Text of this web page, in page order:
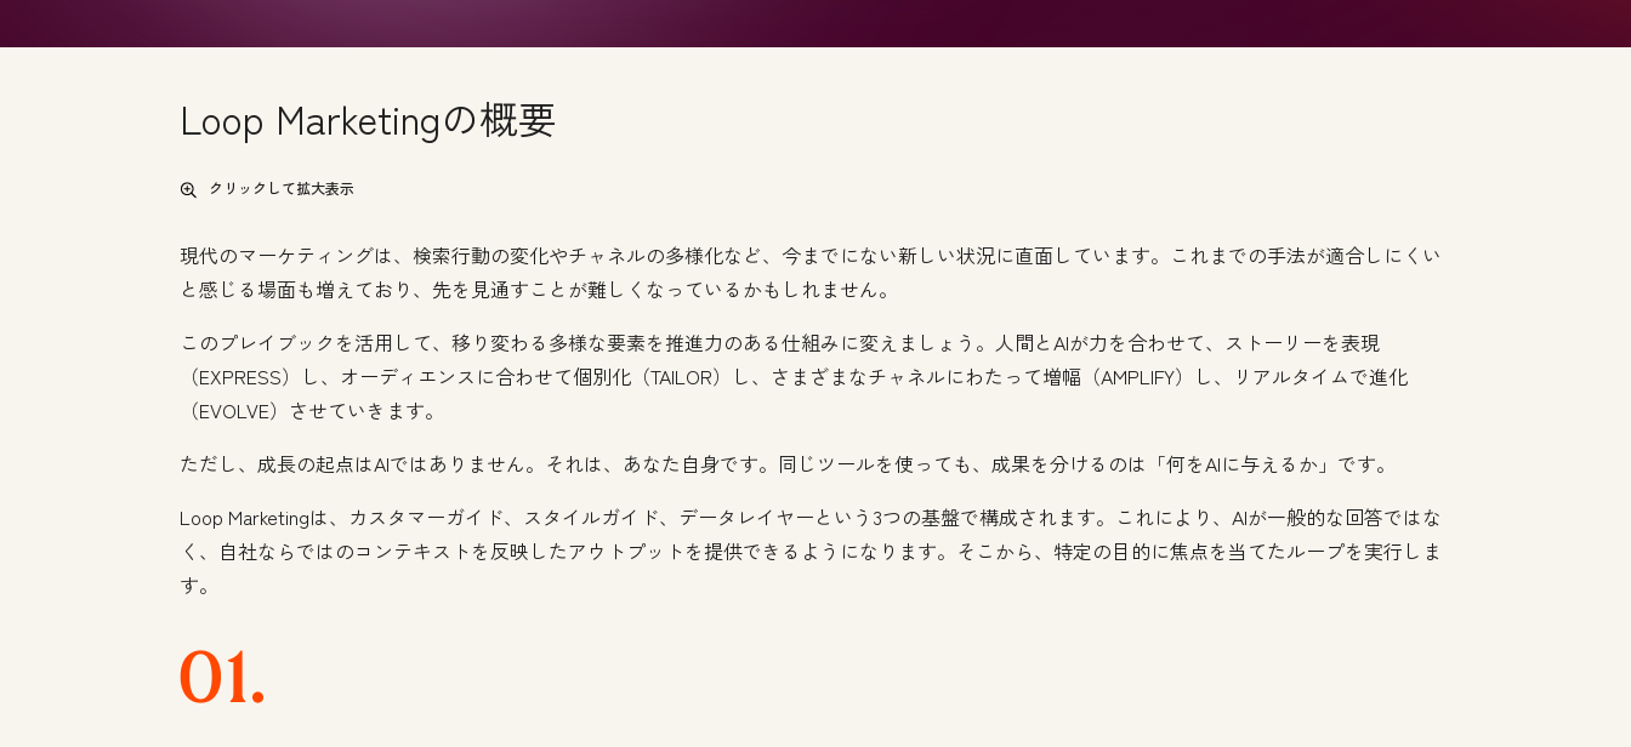
Loop Marketingの概要
クリックして拡大表示
現代のマーケティングは、検索行動の変化やチャネルの多様化など、今までにない新しい状況に直面しています。これまでの手法が適合しにくい
と感じる場面も増えており、先を見通すことが難しくなっているかもしれません。
このプレイブックを活用して、移り変わる多様な要素を推進力のある仕組みに変えましょう。人間とAIが力を合わせて、ストーリーを表現
（EXPRESS）し、オーディエンスに合わせて個別化（TAILOR）し、さまざまなチャネルにわたって増幅（AMPLIFY）し、リアルタイムで進化
（EVOLVE）させていきます。
ただし、成長の起点はAIではありません。それは、あなた自身です。同じツールを使っても、成果を分けるのは「何をAIに与えるか」です。
Loop Marketingは、カスタマーガイド、スタイルガイド、データレイヤーという3つの基盤で構成されます。これにより、AIが一般的な回答ではな
く、自社ならではのコンテキストを反映したアウトプットを提供できるようになります。そこから、特定の目的に焦点を当てたループを実行しま
す。